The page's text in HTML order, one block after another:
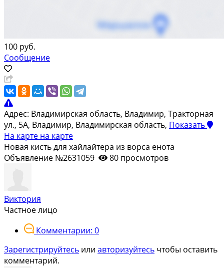
100 руб.
Сообщение
Адрес: Владимирская область, Владимир, Тракторная
ул., 5А, Владимир, Владимирская область, Показать
На карте на карте
Новая кисть для хайлайтера из ворса енота
Объявление №2631059
80 просмотров
Виктория
Частное лицо
Комментарии: 0
Зарегистрируйтесь или авторизуйтесь чтобы оставить
комментарий.